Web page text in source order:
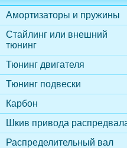
Амортизаторы и пружины
Стайлинг или внешний
тюнинг
Тюнинг двигателя
Тюнинг подвески
Карбон
Шкив привода
Распределительный вал